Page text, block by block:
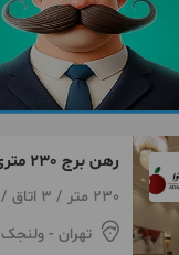
رهن برج 230 متری در ولنجک
230 متر / 3 اتاق / طبقه 4
تهران - ولنجک